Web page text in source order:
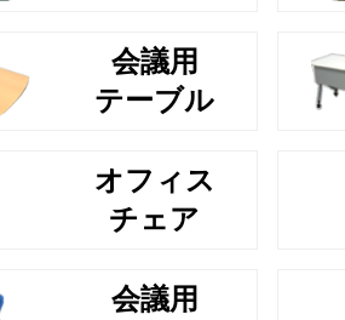
会議用
テーブル
オフィス
チェア
会議用